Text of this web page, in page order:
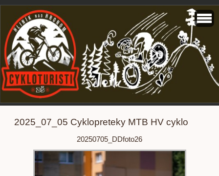
2025_07_05 Cyklopreteky MTB HV cyklo
20250705_DDfoto26